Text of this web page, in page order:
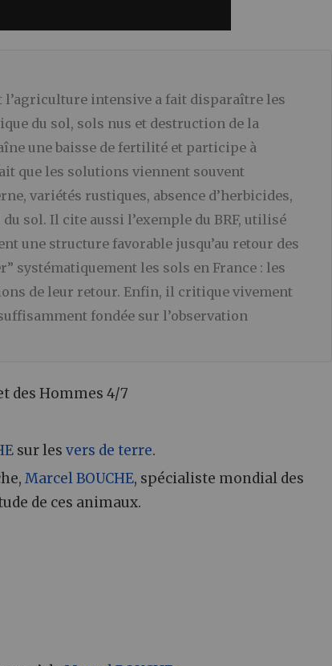
l’agriculture intensive a fait disparaître les
du sol, sols nus et destruction de la
une baisse de fertilité et participe à
que les solutions viennent souvent
variétés rustiques, absence d’herbicides,
sol. Il cite aussi l’exemple du BRF, utilisé
une structure favorable jusqu’au retour des
systématiquement les sols en France : les
de leur retour. Enfin, il critique vivement
fondée sur l’observation
des Hommes 4/7
sur les vers de terre.
Marcel BOUCHE, spécialiste mondial des
de ces animaux.